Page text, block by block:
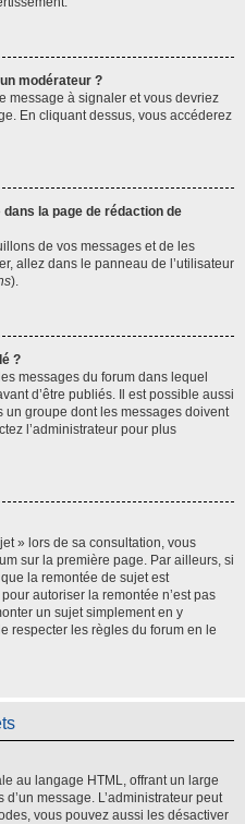
modérateur ?
message à signaler et vous devriez
En cliquant dessus, vous accéderez
la page de rédaction de
de vos messages et de les
allez dans le panneau de l’utilisateur
).
?
messages du forum dans lequel
d’être publiés. Il est possible aussi
un groupe dont les messages doivent
l’administrateur pour plus
» lors de sa consultation, vous
sur la première page. Par ailleurs, si
la remontée de sujet est
autoriser la remontée n’est pas
un sujet simplement en y
respecter les règles du forum en le
au langage HTML, offrant un large
message. L’administrateur peut
vous pouvez aussi les désactiver